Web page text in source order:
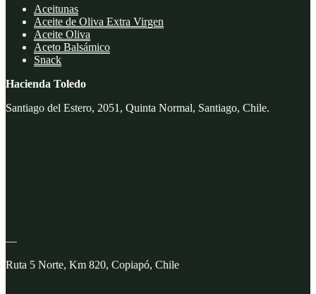
Aceitunas
Aceite de Oliva Extra Virgen
Aceite Oliva
Aceto Balsámico
Snack
Hacienda Toledo
Santiago del Estero, 2051, Quinta Normal, Santiago, Chile.
—
Ruta 5 Norte, Km 820, Copiapó, Chile